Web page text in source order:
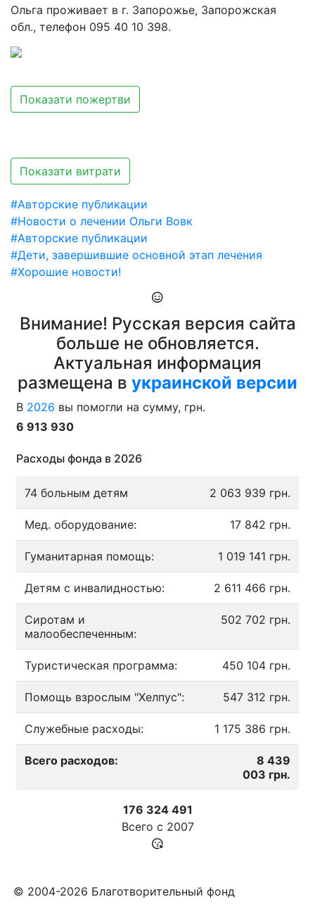
Ольга проживает в г. Запорожье, Запорожская
обл., телефон 095 40 10 398.
Показати пожертви
Показати витрати
#Авторские публикации
#Новости о лечении Ольги Вовк
#Авторские публикации
#Дети, завершившие основной этап лечения
#Хорошие новости!
Внимание! Русская версия сайта
больше не обновляется.
Актуальная информация
размещена в украинской версии
В 2026 вы помогли на сумму, грн.
6 913 930
Расходы фонда в 2026
74 больным детям 2 063 939 грн.
Мед. оборудование: 17 842 грн.
Гуманитарная помощь: 1 019 141 грн.
Детям с инвалидностью: 2 611 466 грн.
Сиротам и
малообеспеченным:
502 702 грн.
Туристическая программа: 450 104 грн.
Помощь взрослым "Хелпус": 547 312 грн.
Служебные расходы: 1 175 386 грн.
Всего расходов:
8 439
003 грн.
176 324 491
Всего с 2007
© 2004-2026 Благотворительный фонд